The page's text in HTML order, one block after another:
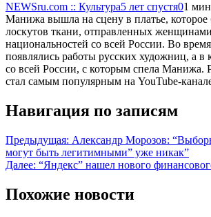
NEWSru.com :: Культура5 лет спустя01
Манижа вышла на сцену в платье,
лоскутов ткани, отправленных
национальностей со всей России. Во
появлялись работы русских художниц, а
со всей России, с которым спела Манижа.
стал самым популярным на YouTube-
Навигация по записям
Предыдущая: Александр Морозов:
могут быть легитимными” уже никак”
Далее: “Яндекс” нашел нового
Похожие новости